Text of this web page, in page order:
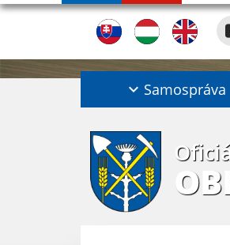
Samospráva